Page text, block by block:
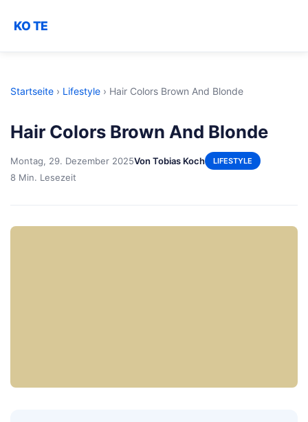
KO TE
Startseite › Lifestyle › Hair Colors Brown And Blonde
Hair Colors Brown And Blonde
Montag, 29. Dezember 2025Von Tobias Koch LIFESTYLE
8 Min. Lesezeit